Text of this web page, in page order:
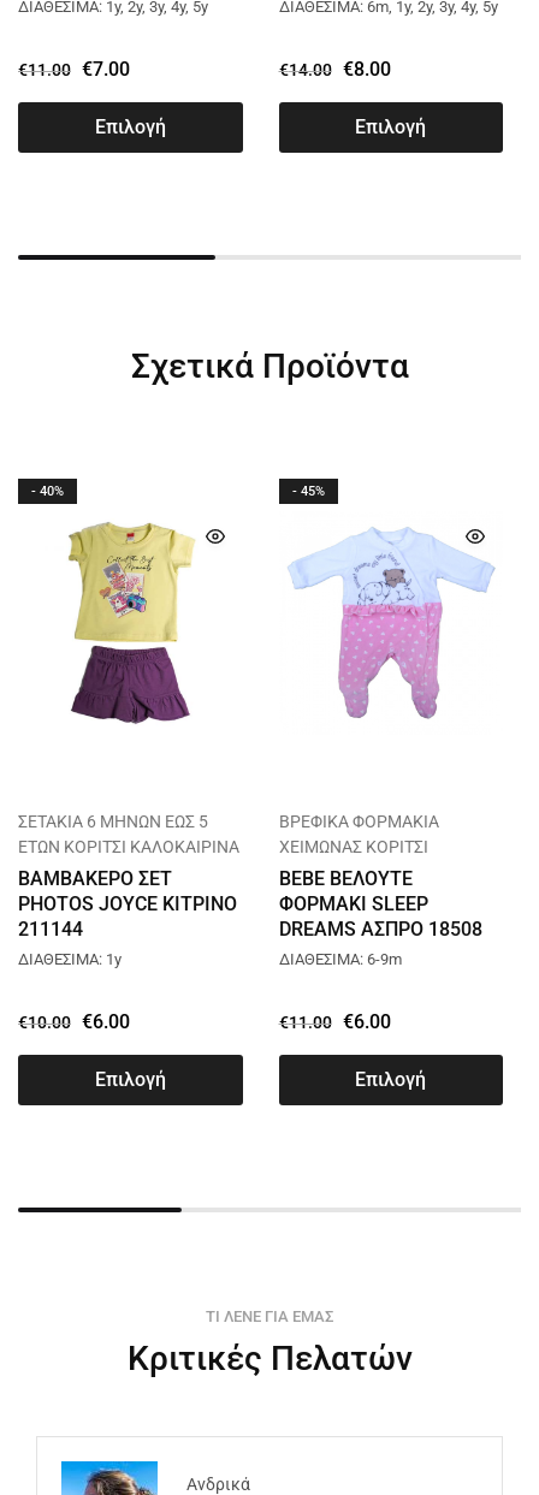
ΔΙΑΘΕΣΙΜΑ: 1y, 2y, 3y, 4y, 5y
€11.00 €7.00
Επιλογή
ΔΙΑΘΕΣΙΜΑ: 6m, 1y, 2y, 3y, 4y, 5y
€14.00 €8.00
Επιλογή
Σχετικά Προϊόντα
- 40%
ΣΕΤΑΚΙΑ 6 ΜΗΝΩΝ ΕΩΣ 5
ΕΤΩΝ ΚΟΡΙΤΣΙ ΚΑΛΟΚΑΙΡΙΝΑ
ΒΑΜΒΑΚΕΡΟ ΣΕΤ
PHOTOS JOYCE ΚΙΤΡΙΝΟ
211144
ΔΙΑΘΕΣΙΜΑ: 1y
€10.00 €6.00
Επιλογή
- 45%
ΒΡΕΦΙΚΑ ΦΟΡΜΑΚΙΑ
ΧΕΙΜΩΝΑΣ ΚΟΡΙΤΣΙ
BEBE ΒΕΛΟΥΤΕ
ΦΟΡΜΑΚΙ SLEEP
DREAMS ΑΣΠΡΟ 18508
ΔΙΑΘΕΣΙΜΑ: 6-9m
€11.00 €6.00
Επιλογή
ΤΙ ΛΕΝΕ ΓΙΑ ΕΜΑΣ
Κριτικές Πελατών
Ανδρικά